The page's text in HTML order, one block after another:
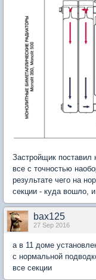
Застройщик
все с точностью
результате чего на
секции - куда вошло,
bax125
27 Sep 2016
а в 11 доме
с нормальной
все секции